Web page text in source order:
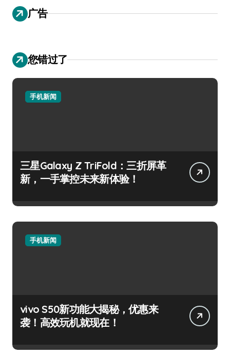
广告
您错过了
手机新闻
三星Galaxy Z TriFold：三折屏革
新，一手掌控未来新体验！
手机新闻
vivo S50新功能大揭秘，优惠来
袭！高效玩机就现在！